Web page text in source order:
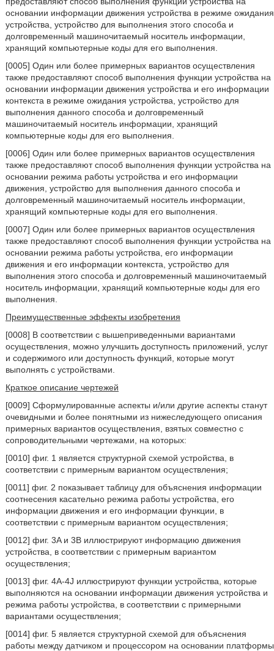
основании информации движения устройства в режиме ожидания
устройства, устройство для выполнения этого способа и
долговременный машиночитаемый носитель информации,
хранящий компьютерные коды для его выполнения.
[0005] Один или более примерных вариантов осуществления
также предоставляют способ выполнения функции устройства на
основании информации движения устройства и его информации
контекста в режиме ожидания устройства, устройство для
выполнения данного способа и долговременный
машиночитаемый носитель информации, хранящий
компьютерные коды для его выполнения.
[0006] Один или более примерных вариантов осуществления
также предоставляют способ выполнения функции устройства на
основании режима работы устройства и его информации
движения, устройство для выполнения данного способа и
долговременный машиночитаемый носитель информации,
хранящий компьютерные коды для его выполнения.
[0007] Один или более примерных вариантов осуществления
также предоставляют способ выполнения функции устройства на
основании режима работы устройства, его информации
движения и его информации контекста, устройство для
выполнения этого способа и долговременный машиночитаемый
носитель информации, хранящий компьютерные коды для его
выполнения.
Преимущественные эффекты изобретения
[0008] В соответствии с вышеприведенными вариантами
осуществления, можно улучшить доступность приложений, услуг
и содержимого или доступность функций, которые могут
выполнять с устройствами.
Краткое описание чертежей
[0009] Сформулированные аспекты и/или другие аспекты станут
очевидными и более понятными из нижеследующего описания
примерных вариантов осуществления, взятых совместно с
сопроводительными чертежами, на которых:
[0010] фиг. 1 является структурной схемой устройства, в
соответствии с примерным вариантом осуществления;
[0011] фиг. 2 показывает таблицу для объяснения информации
соотнесения касательно режима работы устройства, его
информации движения и его информации функции, в
соответствии с примерным вариантом осуществления;
[0012] фиг. 3A и 3B иллюстрируют информацию движения
устройства, в соответствии с примерным вариантом
осуществления;
[0013] фиг. 4A-4J иллюстрируют функции устройства, которые
выполняются на основании информации движения устройства и
режима работы устройства, в соответствии с примерными
вариантами осуществления;
[0014] фиг. 5 является структурной схемой для объяснения
работы между датчиком и процессором на основании платформы